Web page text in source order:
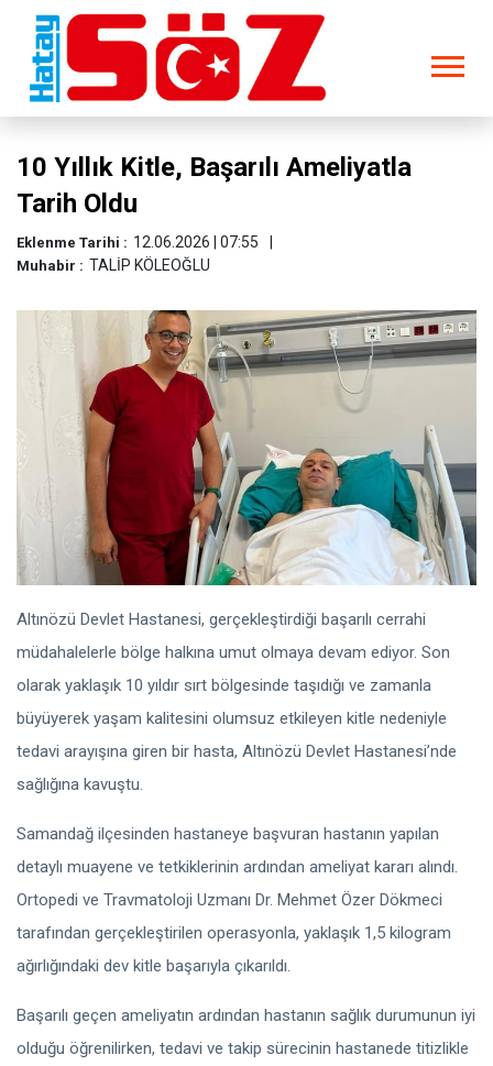
10 Yıllık Kitle, Başarılı Ameliyatla
Tarih Oldu
Eklenme Tarihi : 12.06.2026 | 07:55
Muhabir : TALİP KÖLEOĞLU
Altınözü Devlet Hastanesi, gerçekleştirdiği başarılı cerrahi
müdahalelerle bölge halkına umut olmaya devam ediyor. Son
olarak yaklaşık 10 yıldır sırt bölgesinde taşıdığı ve zamanla
büyüyerek yaşam kalitesini olumsuz etkileyen kitle nedeniyle
tedavi arayışına giren bir hasta, Altınözü Devlet Hastanesi’nde
sağlığına kavuştu.
Samandağ ilçesinden hastaneye başvuran hastanın yapılan
detaylı muayene ve tetkiklerinin ardından ameliyat kararı alındı.
Ortopedi ve Travmatoloji Uzmanı Dr. Mehmet Özer Dökmeci
tarafından gerçekleştirilen operasyonla, yaklaşık 1,5 kilogram
ağırlığındaki dev kitle başarıyla çıkarıldı.
Başarılı geçen ameliyatın ardından hastanın sağlık durumunun iyi
olduğu öğrenilirken, tedavi ve takip sürecinin hastanede titizlikle